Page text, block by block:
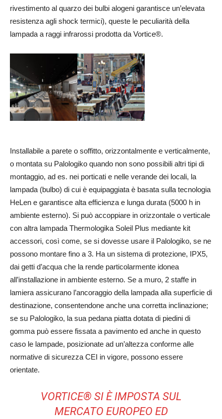
rivestimento al quarzo dei bulbi alogeni garantisce un’elevata
resistenza agli shock termici), queste le peculiarità della
lampada a raggi infrarossi prodotta da Vortice®.
Installabile a parete o soffitto, orizzontalmente e verticalmente,
o montata su Palologiko quando non sono possibili altri tipi di
montaggio, ad es. nei porticati e nelle verande dei locali, la
lampada (bulbo) di cui è equipaggiata è basata sulla tecnologia
HeLen e garantisce alta efficienza e lunga durata (5000 h in
ambiente esterno). Si può accoppiare in orizzontale o verticale
con altra lampada Thermologika Soleil Plus mediante kit
accessori, così come, se si dovesse usare il Palologiko, se ne
possono montare fino a 3. Ha un sistema di protezione, IPX5,
dai getti d’acqua che la rende particolarmente idonea
all’installazione in ambiente esterno. Se a muro, 2 staffe in
lamiera assicurano l’ancoraggio della lampada alla superficie di
destinazione, consentendone anche una corretta inclinazione;
se su Palologiko, la sua pedana piatta dotata di piedini di
gomma può essere fissata a pavimento ed anche in questo
caso le lampade, posizionate ad un’altezza conforme alle
normative di sicurezza CEI in vigore, possono essere
orientate.
VORTICE® SI È IMPOSTA SUL
MERCATO EUROPEO ED